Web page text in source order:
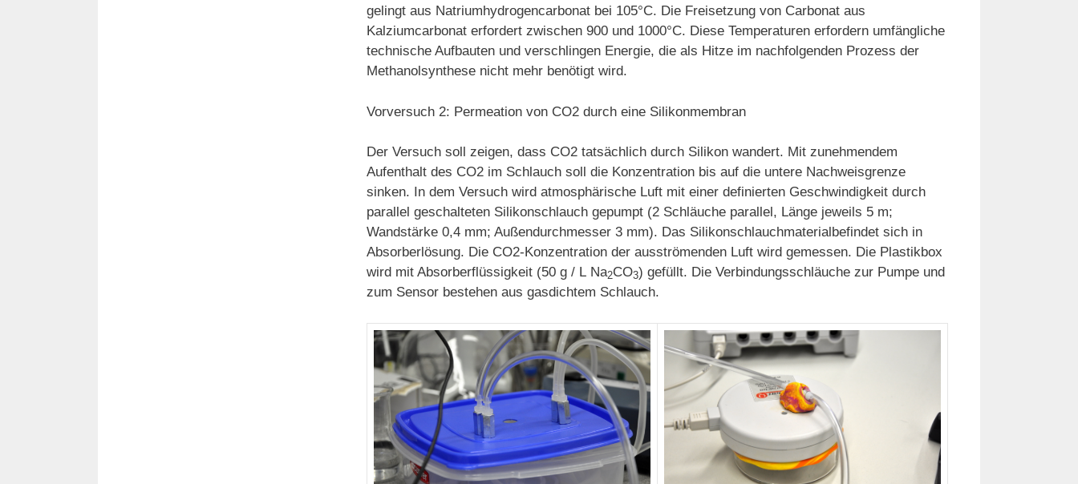
gelingt aus Natriumhydrogencarbonat bei 105°C. Die Freisetzung von Carbonat aus
Kalziumcarbonat erfordert zwischen 900 und 1000°C. Diese Temperaturen erfordern umfängliche
technische Aufbauten und verschlingen Energie, die als Hitze im nachfolgenden Prozess der
Methanolsynthese nicht mehr benötigt wird.
Vorversuch 2: Permeation von CO2 durch eine Silikonmembran
Der Versuch soll zeigen, dass CO2 tatsächlich durch Silikon wandert. Mit zunehmendem
Aufenthalt des CO2 im Schlauch soll die Konzentration bis auf die untere Nachweisgrenze
sinken. In dem Versuch wird atmosphärische Luft mit einer definierten Geschwindigkeit durch
parallel geschalteten Silikonschlauch gepumpt (2 Schläuche parallel, Länge jeweils 5 m;
Wandstärke 0,4 mm; Außendurchmesser 3 mm). Das Silikonschlauchmaterialbefindet sich in
Absorberlösung. Die CO2-Konzentration der ausströmenden Luft wird gemessen. Die Plastikbox
wird mit Absorberflüssigkeit (50 g / L Na2CO3) gefüllt. Die Verbindungsschläuche zur Pumpe und
zum Sensor bestehen aus gasdichtem Schlauch.